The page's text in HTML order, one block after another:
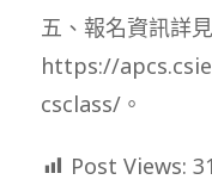
五、報名資訊詳見
https://
csclass/。
Post Views: